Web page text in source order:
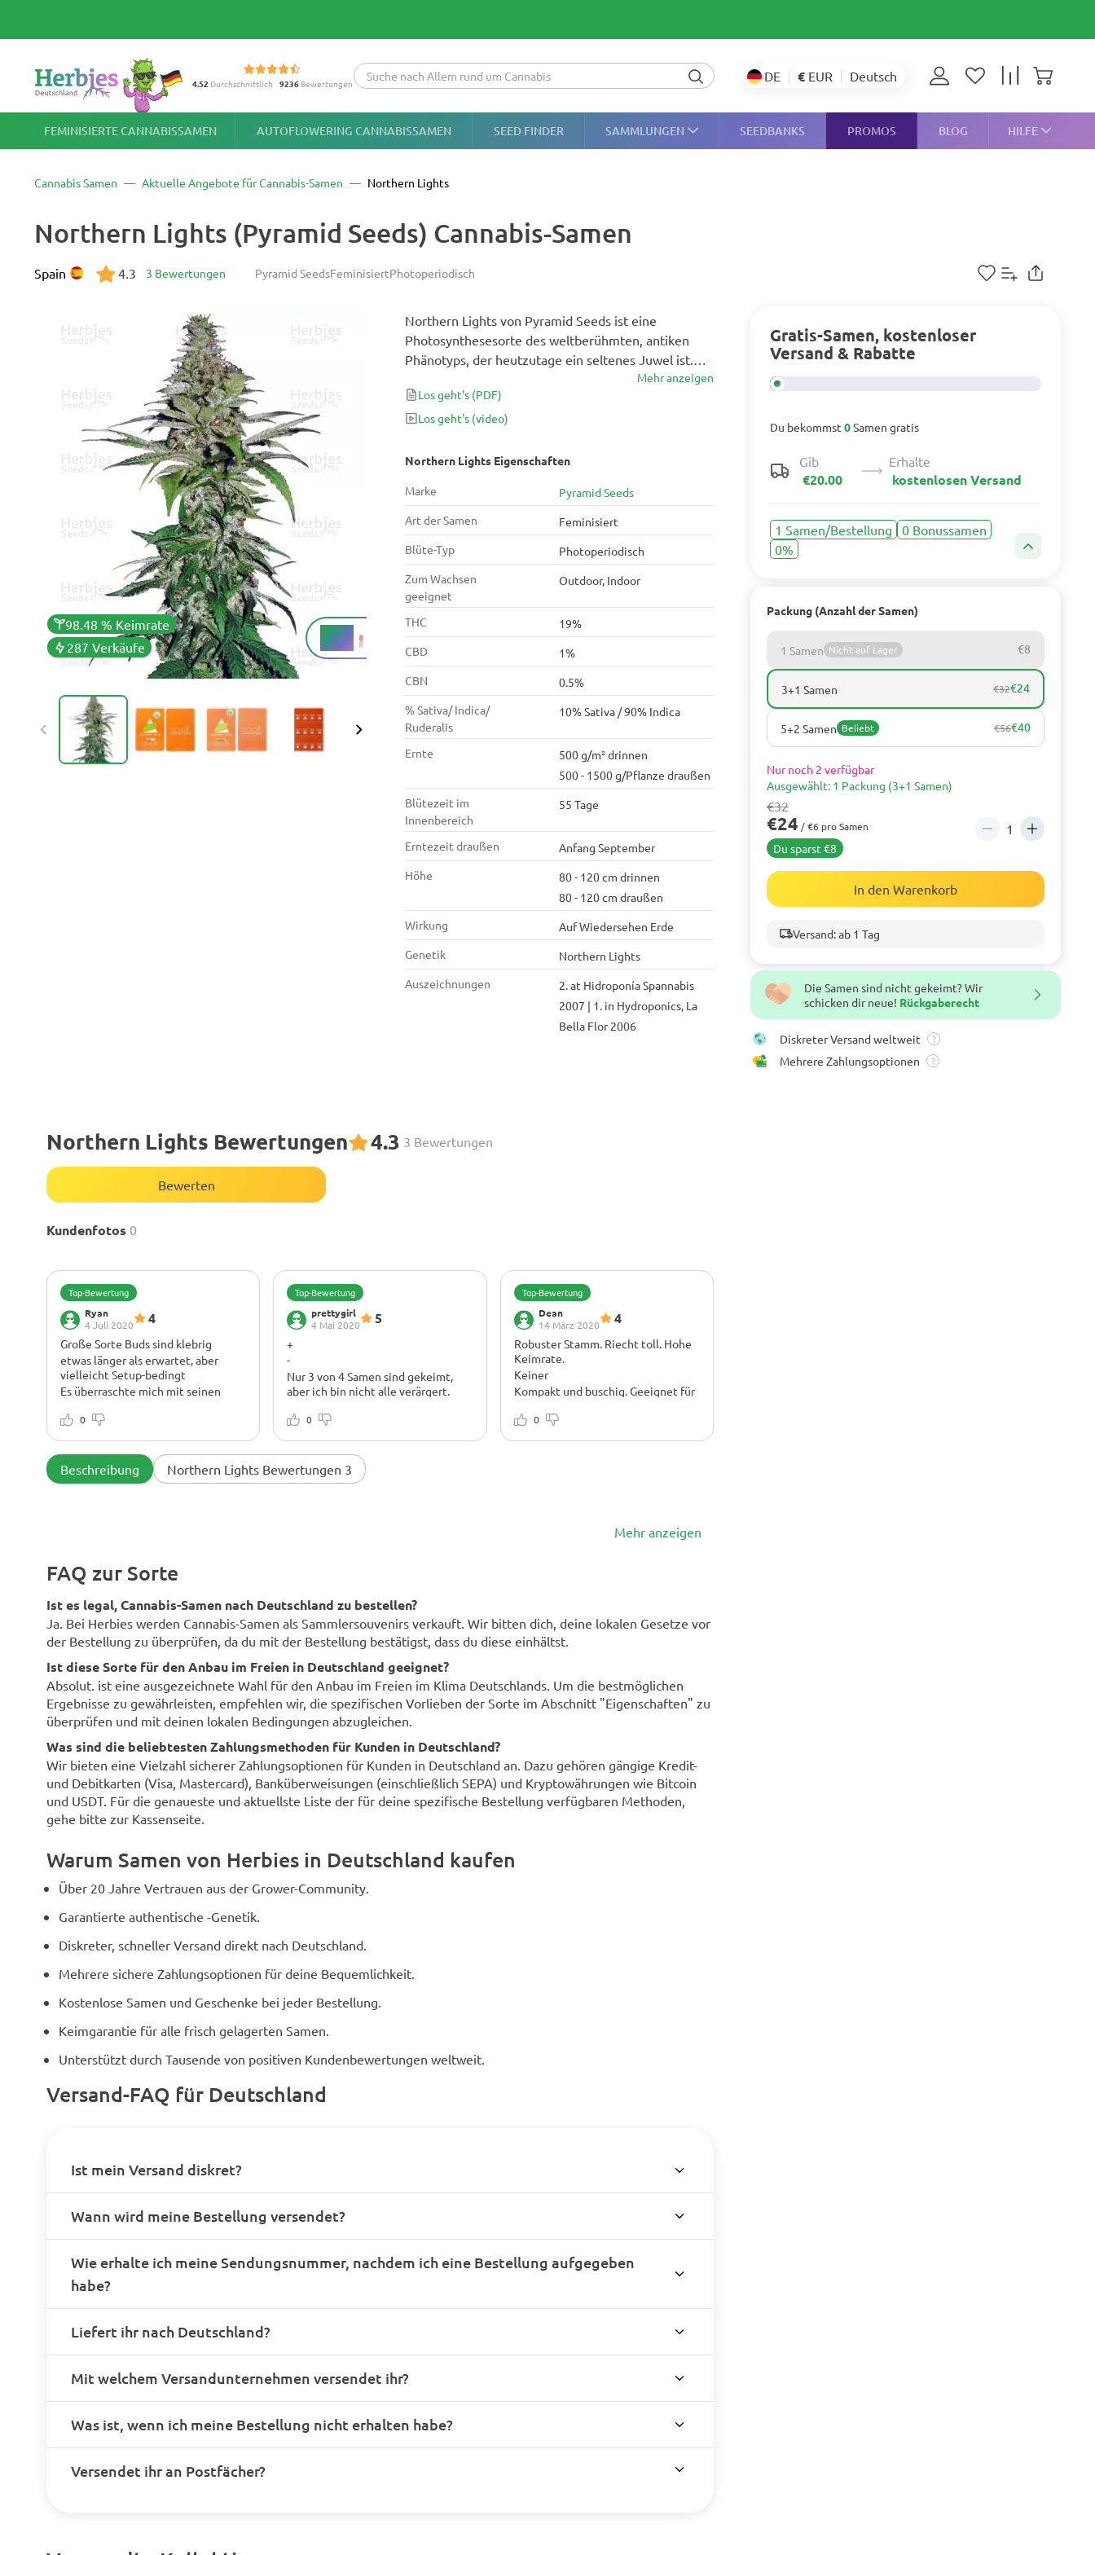
4.52 Durchschnittlich 9236Bewertungen DE € EUR Deutsch
FEMINISIERTE CANNABISSAMEN AUTOFLOWERING CANNABISSAMEN SEED FINDER SAMMLUNGEN SEEDBANKS PROMOS BLOG HILFE
Cannabis Samen Aktuelle Angebote für Cannabis-Samen Northern Lights
98.48 % Keimrate
287 Verkäufe
19 %
THC
Northern Lights (Pyramid Seeds) Cannabis-Samen
Pyramid SeedsFeminisiertPhotoperiodisch
Spain 4.3 3 Bewertungen
Northern Lights Eigenschaften
Marke
Pyramid Seeds
Art der Samen
Feminisiert
Blüte-Typ
Photoperiodisch
Zum Wachsen
geeignet
Outdoor, Indoor
THC
19%
CBD
1%
CBN
0.5%
% Sativa/ Indica/
Ruderalis
10% Sativa / 90% Indica
Ernte
500 g/m² drinnen
500 - 1500 g/Pflanze draußen
Blütezeit im
Innenbereich
55 Tage
Erntezeit draußen
Anfang September
Höhe
80 - 120 cm drinnen
80 - 120 cm draußen
Wirkung
Auf Wiedersehen Erde
Genetik
Northern Lights
Auszeichnungen
2. at Hidroponía Spannabis
2007 | 1. in Hydroponics, La
Bella Flor 2006
Northern Lights Bewertungen 4.3 3 Bewertungen
Bewerten
Kundenfotos 0
Top-Bewertung
Ryan
4 Juli 2020
4
Große Sorte Buds sind klebrig
etwas länger als erwartet, aber
vielleicht Setup-bedingt
Es überraschte mich mit seinen
0
Top-Bewertung
prettygirl
4 Mai 2020
5
+
-
Nur 3 von 4 Samen sind gekeimt,
aber ich bin nicht alle verärgert.
Zapfen sind alle mit zuckerhaltigen
wachsen lassen.
0
Top-Bewertung
Dean
14 März 2020
4
Robuster Stamm. Riecht toll. Hohe
Keimrate.
Keiner
Kompakt und buschig. Geeignet für
0
Beschreibung Northern Lights Bewertungen 3
Northern Lights von Pyramid Seeds ist eine
Photosynthesesorte des weltberühmten, antiken
Phänotyps, der heutzutage ein seltenes Juwel ist.
Mit einer kompakten Struktur, 55 Tagen Blüte und
reichlichen Ernten ist diese 90% ige Indica-Sorte
einfach unübertroffen.
Mehr anzeigen
Los geht's (PDF)
Los geht's (video)
Mehr anzeigen
FAQ zur Sorte
Ist es legal, Cannabis-Samen nach Deutschland zu bestellen?
Ja. Bei Herbies werden Cannabis-Samen als Sammlersouvenirs verkauft. Wir bitten dich, deine lokalen Gesetze vor
der Bestellung zu überprüfen, da du mit der Bestellung bestätigst, dass du diese einhältst.
Ist diese Sorte für den Anbau im Freien in Deutschland geeignet?
Absolut. ist eine ausgezeichnete Wahl für den Anbau im Freien im Klima Deutschlands. Um die bestmöglichen
Ergebnisse zu gewährleisten, empfehlen wir, die spezifischen Vorlieben der Sorte im Abschnitt "Eigenschaften" zu
überprüfen und mit deinen lokalen Bedingungen abzugleichen.
Was sind die beliebtesten Zahlungsmethoden für Kunden in Deutschland?
Wir bieten eine Vielzahl sicherer Zahlungsoptionen für Kunden in Deutschland an. Dazu gehören gängige Kredit-
und Debitkarten (Visa, Mastercard), Banküberweisungen (einschließlich SEPA) und Kryptowährungen wie Bitcoin
und USDT. Für die genaueste und aktuellste Liste der für deine spezifische Bestellung verfügbaren Methoden,
gehe bitte zur Kassenseite.
Warum Samen von Herbies in Deutschland kaufen
Über 20 Jahre Vertrauen aus der Grower-Community.
Garantierte authentische -Genetik.
Diskreter, schneller Versand direkt nach Deutschland.
Mehrere sichere Zahlungsoptionen für deine Bequemlichkeit.
Kostenlose Samen und Geschenke bei jeder Bestellung.
Keimgarantie für alle frisch gelagerten Samen.
Unterstützt durch Tausende von positiven Kundenbewertungen weltweit.
Versand-FAQ für Deutschland
Ist mein Versand diskret?
Wann wird meine Bestellung versendet?
Wie erhalte ich meine Sendungsnummer, nachdem ich eine Bestellung aufgegeben
habe?
Liefert ihr nach Deutschland?
Mit welchem Versandunternehmen versendet ihr?
Was ist, wenn ich meine Bestellung nicht erhalten habe?
Versendet ihr an Postfächer?
Gratis-Samen, kostenloser
Versand & Rabatte
Du bekommst 0Samen gratis
Gib
€20.00
Erhalte
kostenlosen Versand
1 Samen/Bestellung
0 Bonussamen
0%
Packung (Anzahl der Samen)
1 Samen Nicht auf Lager €8
3+1 Samen €32€24
5+2 Samen Beliebt €56€40
Nur noch 2 verfügbar
Ausgewählt: 1 Packung (3+1 Samen)
€32
€24 / €6 pro Samen
Du sparst €8
In den Warenkorb
Versand: ab 1 Tag
Die Samen sind nicht gekeimt? Wir
schicken dir neue! Rückgaberecht
Diskreter Versand weltweit ?
Mehrere Zahlungsoptionen ?